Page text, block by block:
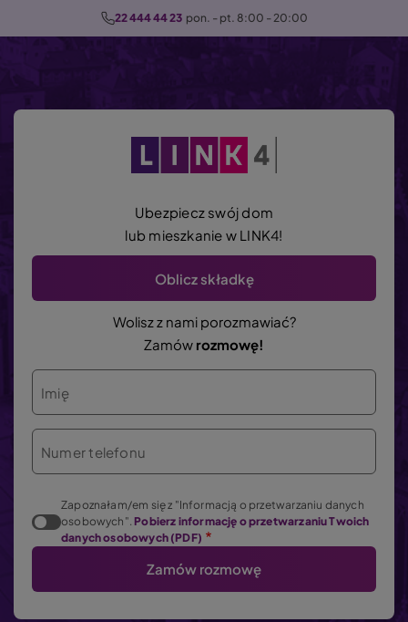
r
22 444 44 23 pon. - pt. 8:00 - 20:00
Ubezpiecz swój dom
lub mieszkanie w LINK4!
Oblicz składkę
Wolisz z nami porozmawiać?
Zamów rozmowę!
Imię
Numer telefonu
Zapoznałam/em się z "Informacją o przetwarzaniu danych
osobowych". Pobierz informację o przetwarzaniu Twoich
danych osobowych (PDF)